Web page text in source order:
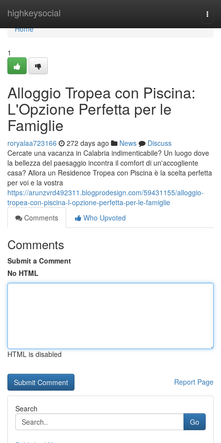
highkeysocial
Home
Home
1
Alloggio Tropea con Piscina:
L'Opzione Perfetta per le
Famiglie
roryalaa723166 272 days ago News
Discuss
Cercate una vacanza in Calabria indimenticabile? Un luogo dove
la bellezza del paesaggio incontra il comfort di un'accogliente
casa? Allora un Residence Tropea con Piscina è la scelta perfetta
per voi e la vostra
https://arunzvrd492311.blogprodesign.com/59431155/alloggio-
tropea-con-piscina-l-opzione-perfetta-per-le-famiglie
Comments
Who Upvoted
Comments
Submit a Comment
No HTML
HTML is disabled
Report Page
Search
Go